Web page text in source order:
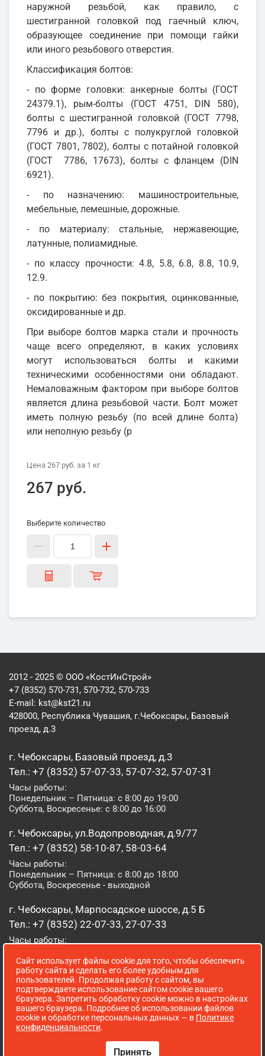
наружной резьбой, как правило, с
шестигранной головкой под гаечный ключ,
образующее соединение при помощи гайки
или иного резьбового отверстия.
Классификация болтов:
- по форме головки: анкерные болты (ГОСТ
24379.1), рым-болты (ГОСТ 4751, DIN 580),
болты с шестигранной головкой (ГОСТ 7798,
7796 и др.), болты с полукруглой головкой
(ГОСТ 7801, 7802), болты с потайной головкой
(ГОСТ 7786, 17673), болты с фланцем (DIN
6921).
- по назначению: машиностроительные,
мебельные, лемешные, дорожные.
- по материалу: стальные, нержавеющие,
латунные, полиамидные.
- по классу прочности: 4.8, 5.8, 6.8, 8.8, 10.9,
12.9.
- по покрытию: без покрытия, оцинкованные,
оксидированные и др.
При выборе болтов марка стали и прочность
чаще всего определяют, в каких условиях
могут использоваться болты и какими
техническими особенностями они обладают.
Немаловажным фактором при выборе болтов
является длина резьбовой части. Болт может
иметь полную резьбу (по всей длине болта)
или неполную резьбу (р
Цена 267 руб. за 1 кг
267 руб.
Выберите количество
2012 - 2025 © ООО «КостИнСтрой»
+7 (8352) 570-731, 570-732, 570-733
E-mail: kst@kst21.ru
428000, Республика Чувашия, г.Чебоксары, Базовый
проезд, д.3
г. Чебоксары, Базовый проезд, д.3
Тел.: +7 (8352) 57-07-33, 57-07-32, 57-07-31
Часы работы:
Понедельник – Пятница: с 8:00 до 19:00
Суббота, Воскресенье: с 8:00 до 16:00
г. Чебоксары, ул.Водопроводная, д.9/77
Тел.: +7 (8352) 58-10-87, 58-03-64
Часы работы:
Понедельник – Пятница: с 8:00 до 18:00
Суббота, Воскресенье - выходной
г. Чебоксары, Марпосадское шоссе, д.5 Б
Тел.: +7 (8352) 22-07-33, 27-07-33
Часы работы:
Суббота, Воскресенье: с 8:00 до 16:00
г. Йошкар-Ола, ул. Луначарского, д. 52 А
Тел.: (8362) 41-07-31
Часы работы:
Понедельник – Пятница: с 8:00 до 18:00
Сайт использует файлы cookie для того, чтобы обеспечить
работу сайта и сделать его более удобным для
пользователей. Продолжая работу с сайтом, вы
подтверждаете использование сайтом cookie вашего
браузера. Запретить обработку cookie можно в настройках
вашего браузера. Подробнее об использовании файлов
cookie и обработке персональных данных — в Политике
конфиденциальности.
Принять